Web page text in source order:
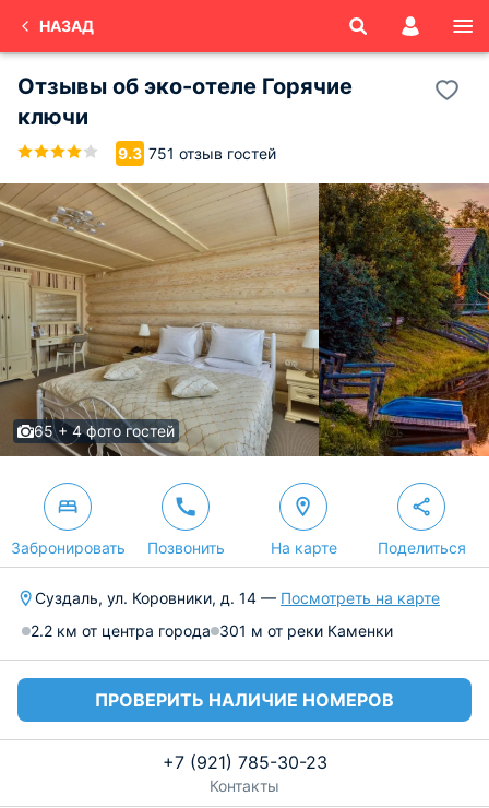
НАЗАД
Отзывы об эко-отеле Горячие
ключи
9.3 751 отзыв гостей
65 + 4 фото гостей
Забронировать Позвонить На карте Поделиться
Суздаль, ул. Коровники, д. 14 — Посмотреть на карте
2.2 км от центра города 301 м от реки Каменки
ПРОВЕРИТЬ НАЛИЧИЕ НОМЕРОВ
+7 (921) 785-30-23
Контакты